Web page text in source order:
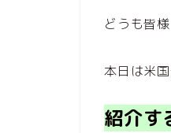
どうも
本日は米
紹介す